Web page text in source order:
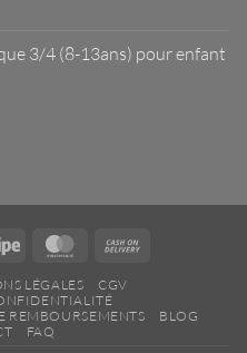
3/4 (8-13ans) pour enfant
Stripe MasterCard
LÉGALES
CGV
REMBOURSEMENTS
BLOG
FAQ